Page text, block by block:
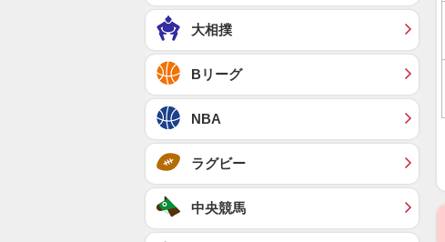
大相撲
Bリーグ
NBA
ラグビー
中央競馬